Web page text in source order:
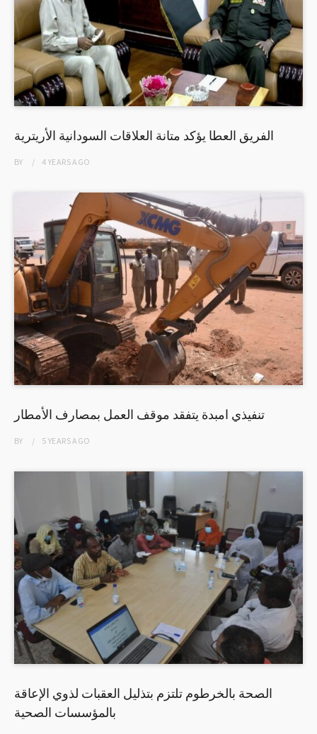
الفريق العطا يؤكد متانة العلاقات السودانية الأريترية
BY 4 YEARSAGO
تنفيذي امبدة يتفقد موقف العمل بمصارف الأمطار
BY 5 YEARSAGO
الصحة بالخرطوم تلتزم بتذليل العقبات لذوي الإعاقة
بالمؤسسات الصحية